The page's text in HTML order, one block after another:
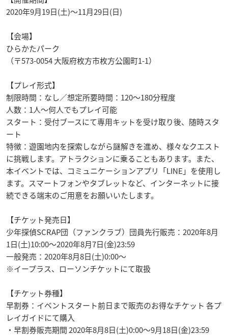
2020年9月19日(土)～11月29日(日)
【会場】
ひらかたパーク
（〒573-0054 大阪府枚方市枚方公園町1-1）
【プレイ形式】
制限時間：なし／想定所要時間：120～180分程度
人数：1人～何人でもプレイ可能
スタート：受付ブースにて専用キットを受け取り後、随時スタ
ート
特徴：遊園地内を探索しながら謎解きを進め、様々なクエスト
に挑戦します。アトラクションに乗ることもあります。また、
本イベントでは、コミュニケーションアプリ「LINE」を使用し
ます。スマートフォンやタブレットなど、インターネットに接
続できる端末のご用意をお願いいたします。
【チケット発売日】
少年探偵SCRAP団（ファンクラブ）団員先行販売：2020年8月
1日(土)10:00～2020年8月7日(金)23:59
一般発売：2020年8月8日(土)0:00～
※イープラス、ローソンチケットにて取扱
【チケット券種】
早割券：イベントスタート前日まで販売のお得なチケット 各プ
レイガイドにて購入
・早割券販売期間 2020年8月8日(土)0:00～9月18日(金)23:59